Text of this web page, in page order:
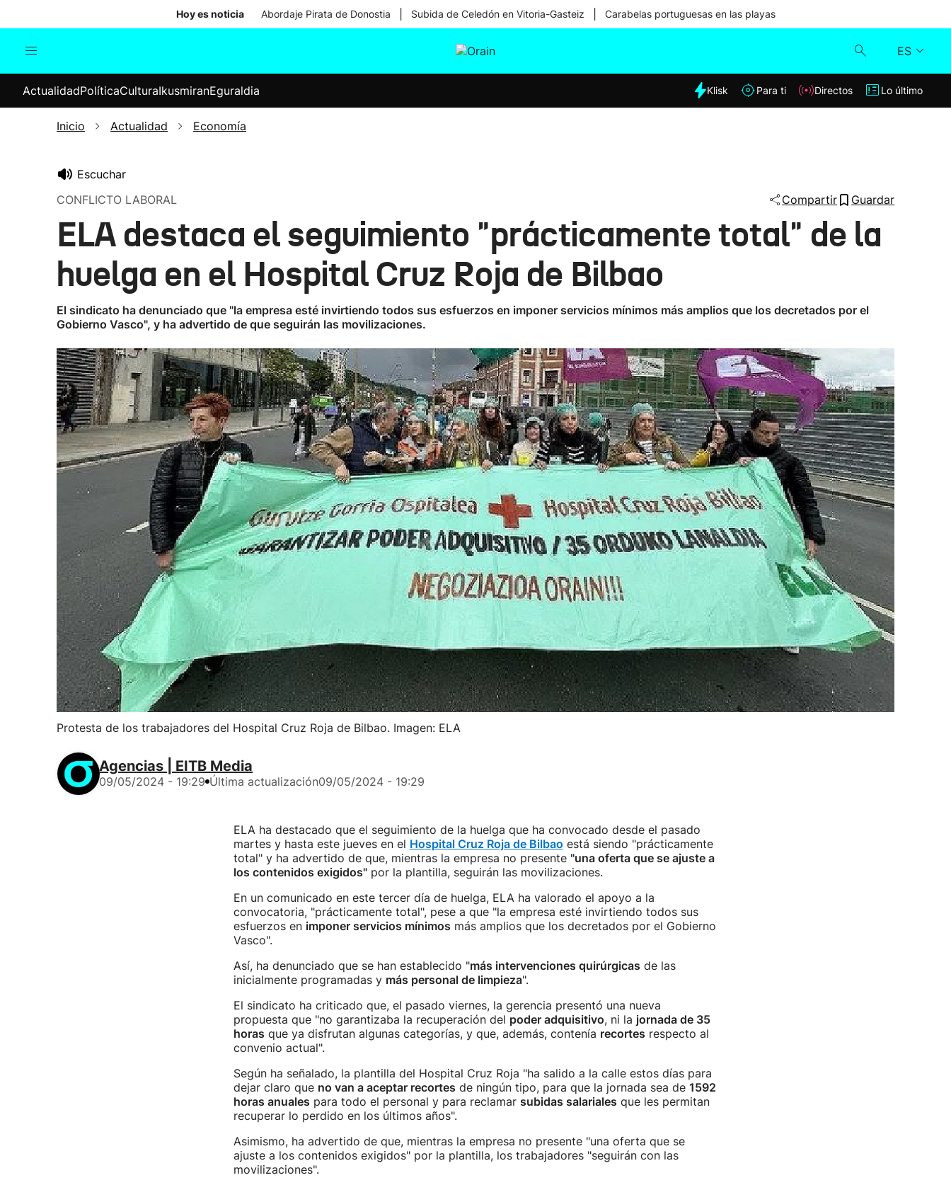
Hoy es noticia Abordaje Pirata de Donostia Subida de Celedón en Vitoria-Gasteiz Carabelas portuguesas en las playas
ES
Internacional
Elecciones
Klisk
Lo último
ActualidadPolíticaCulturaIkusmiranEguraldia Klisk Para ti Directos Lo último
Inicio Actualidad Economía
Escuchar
CONFLICTO LABORAL
Compartir Guardar
ELA destaca el seguimiento "prácticamente total" de la
huelga en el Hospital Cruz Roja de Bilbao
El sindicato ha denunciado que "la empresa esté invirtiendo todos sus esfuerzos en imponer servicios mínimos más amplios que los decretados por el
Gobierno Vasco", y ha advertido de que seguirán las movilizaciones.
Protesta de los trabajadores del Hospital Cruz Roja de Bilbao. Imagen: ELA
Agencias | EITB Media
09/05/2024 - 19:29 Última actualización09/05/2024 - 19:29
ELA ha destacado que el seguimiento de la huelga que ha convocado desde el pasado
martes y hasta este jueves en el Hospital Cruz Roja de Bilbao está siendo "prácticamente
total" y ha advertido de que, mientras la empresa no presente "una oferta que se ajuste a
los contenidos exigidos"por la plantilla, seguirán las movilizaciones.
En un comunicado en este tercer día de huelga, ELA ha valorado el apoyo a la
convocatoria, "prácticamente total", pese a que "la empresa esté invirtiendo todos sus
esfuerzos en imponer servicios mínimos más amplios que los decretados por el Gobierno
Vasco".
Así, ha denunciado que se han establecido "más intervenciones quirúrgicas de las
inicialmente programadas y más personal de limpieza".
El sindicato ha criticado que, el pasado viernes, la gerencia presentó una nueva
propuesta que "no garantizaba la recuperación del poder adquisitivo, ni la jornada de 35
horas que ya disfrutan algunas categorías, y que, además, contenía recortes respecto al
convenio actual".
Según ha señalado, la plantilla del Hospital Cruz Roja "ha salido a la calle estos días para
dejar claro que no van a aceptar recortes de ningún tipo, para que la jornada sea de 1592
horas anuales para todo el personal y para reclamar subidas salariales que les permitan
recuperar lo perdido en los últimos años".
Asimismo, ha advertido de que, mientras la empresa no presente "una oferta que se
ajuste a los contenidos exigidos" por la plantilla, los trabajadores "seguirán con las
movilizaciones".